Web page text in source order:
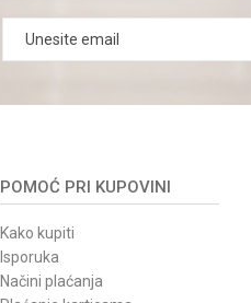
POMOĆ PRI KUPOVINI
Kako kupiti
Isporuka
Načini plaćanja